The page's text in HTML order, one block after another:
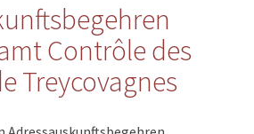
Contrôle des
Treycovagnes